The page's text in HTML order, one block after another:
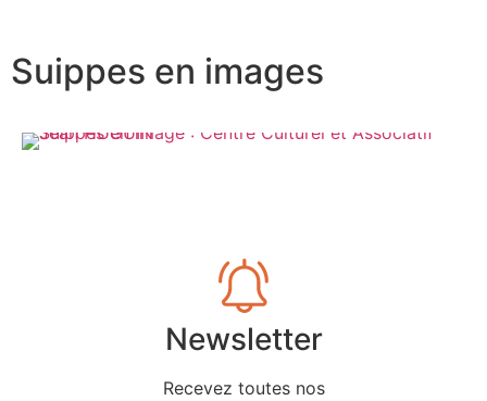
Suippes en images
Newsletter
Recevez toutes nos